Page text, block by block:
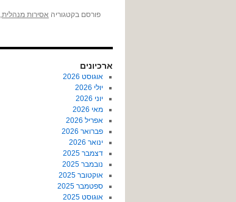
פורסם בקטגוריה אסירות מנהלית,
ארכיונים
אוגוסט 2026
יולי 2026
יוני 2026
מאי 2026
אפריל 2026
פברואר 2026
ינואר 2026
דצמבר 2025
נובמבר 2025
אוקטובר 2025
ספטמבר 2025
אוגוסט 2025